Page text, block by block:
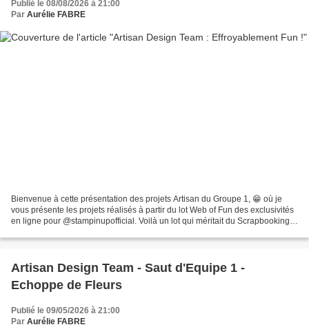
Publié le 08/08/2026 à 21:00
Par Aurélie FABRE
Bienvenue à cette présentation des projets Artisan du Groupe 1, 😁 où je
vous présente les projets réalisés à partir du lot Web of Fun des exclusivités
en ligne pour @stampinupofficial. Voilà un lot qui méritait du Scrapbooking.
Artisan Design Team - Saut d'Equipe 1 -
Echoppe de Fleurs
Publié le 09/05/2026 à 21:00
Par Aurélie FABRE